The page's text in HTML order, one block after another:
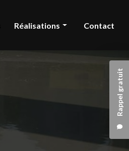
Rappel gratuit
Réalisations Contact